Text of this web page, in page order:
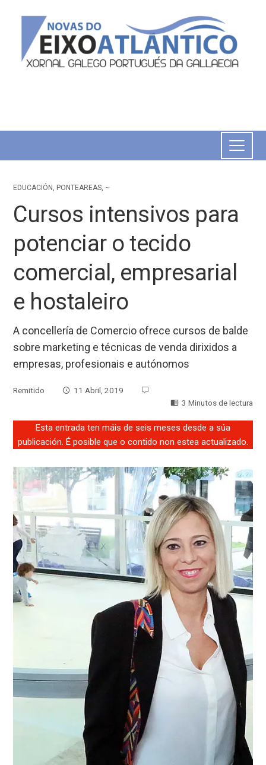
EDUCACIÓN , PONTEAREAS, ~
Cursos intensivos para
potenciar o tecido
comercial, empresarial
e hostaleiro
A concellería de Comercio ofrece cursos de balde
sobre marketing e técnicas de venda dirixidos a
empresas, profesionais e autónomos
Remitido
11 Abril, 2019
3 Minutos de lectura
Esta entrada ten máis de seis meses desde a súa
publicación. É posible que o contido non estea actualizado.